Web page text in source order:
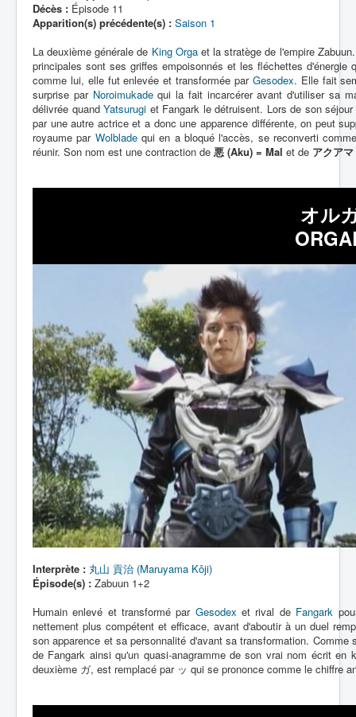
Décès : Épisode 11
Apparition(s) précédente(s) : Saison 1
La deuxième générale de King Orgaet la stratège de l'empire
principales sont ses griffes empoisonnés et les fléchettes
comme lui, elle fut enlevée et transformée par Gesodex. Elle fait
surprise par Noroimukadequi la fait incarcérer avant d'utiliser sa
délivrée quandYatsurugi et Fangark le détruisent. Lors de son
par une autre actrice et a donc une apparence différente, on peut
royaume par Wolbladequi en a bloqué l'accès, se reconverti
réunir. Son nom est une contraction de 悪 (Aku) = Mal et de アクア
オル
Interprète : 丸山 貢治 (Maruyama Kôji)
Épisode(s) : Zabuun 1+2
Humain enlevé et transformé par Gesodex et rival de Fangark
nettement plus compétent et efficace, avant d'aboutir à un duel
son apparence et sa personnalité d'avant sa transformation.
de Fangark ainsi qu'un quasi-anagramme de son vrai nom écrit
deuxième ガ, est remplacé par ッ qui se prononce comme le chiffre